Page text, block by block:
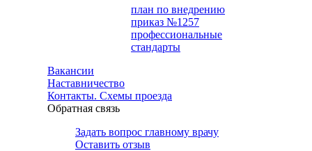
план по внедрению
приказ №1257
профессиональные
стандарты
Вакансии
Наставничество
Контакты. Схемы проезда
Обратная связь
Задать вопрос главному врачу
Оставить отзыв